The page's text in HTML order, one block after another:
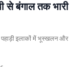
से बंगाल तक भारी
पहाड़ी इलाकों में भूस्खलन और